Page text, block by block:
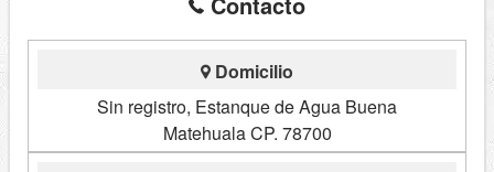
Domicilio
Sin registro, Estanque de Agua Buena
Matehuala CP. 78700